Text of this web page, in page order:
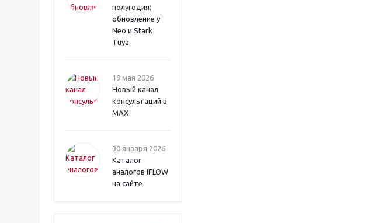
полугодия:
обновление у
Neo и Stark
Tuya
19 мая 2026
Новый канал
консультаций в
MAX
30 января 2026
Каталог
аналогов IFLOW
на сайте